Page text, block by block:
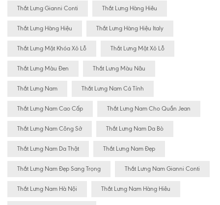
Thắt Lưng Gianni Conti Thắt Lưng Hàng Hiêu
Thắt Lưng Hàng Hiệu Thắt Lưng Hàng Hiệu Italy
Thắt Lưng Mặt Khóa Xỏ Lỗ Thắt Lưng Mặt Xỏ Lỗ
Thắt Lưng Màu Đen Thắt Lưng Màu Nâu
Thắt Lưng Nam Thắt Lưng Nam Cá Tính
Thắt Lưng Nam Cao Cấp Thắt Lưng Nam Cho Quần Jean
Thắt Lưng Nam Công Sở Thắt Lưng Nam Da Bò
Thắt Lưng Nam Da Thật Thắt Lưng Nam Đẹp
Thắt Lưng Nam Đẹp Sang Trọng Thắt Lưng Nam Gianni Conti
Thắt Lưng Nam Hà Nội Thắt Lưng Nam Hàng Hiêu